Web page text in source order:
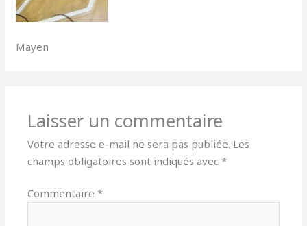
Mayen
Laisser un commentaire
Votre adresse e-mail ne sera pas publiée. Les
champs obligatoires sont indiqués avec*
Commentaire*